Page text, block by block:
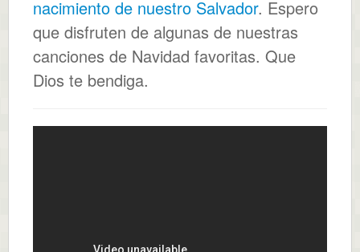
nacimiento de nuestro Salvador. Espero
que disfruten de algunas de nuestras
canciones de Navidad favoritas. Que
Dios te bendiga.